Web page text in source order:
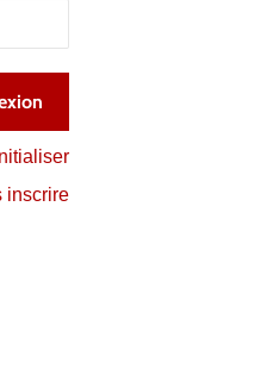
inscrire